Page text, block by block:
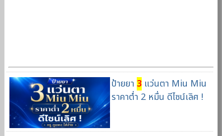
ป้ายยา 3แว่นตา Miu Miu
ราคาต่ำ 2 หมื่น ดีไซน์เลิศ !